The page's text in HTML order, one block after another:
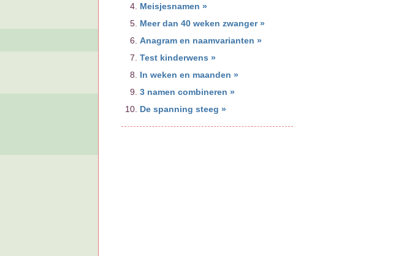
Meisjesnamen »
Meer dan 40 weken zwanger »
Anagram en naamvarianten »
Test kinderwens »
In weken en maanden »
3 namen combineren »
De spanning steeg »